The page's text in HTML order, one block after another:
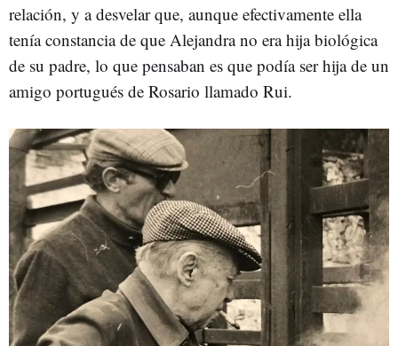
relación, y a desvelar que, aunque efectivamente ella
tenía constancia de que Alejandra no era hija biológica
de su padre, lo que pensaban es que podía ser hija de un
amigo portugués de Rosario llamado Rui.